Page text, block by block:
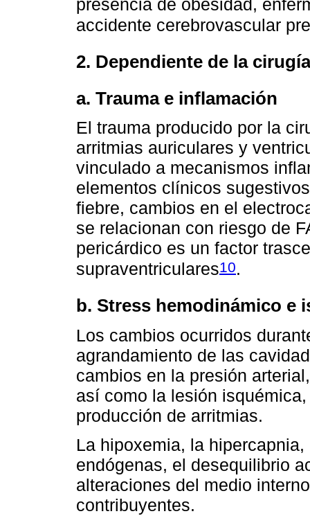
presencia de obesidad,
accidente cerebrovascular
2. Dependiente de la cirugía
a. Trauma e inflamación
El trauma producido por la
arritmias auriculares y
vinculado a mecanismos
elementos clínicos
fiebre, cambios en el
se relacionan con riesgo de
pericárdico es un factor
supraventriculares10.
b. Stress hemodinámico e
Los cambios ocurridos
agrandamiento de las
cambios en la presión
así como la lesión
producción de arritmias.
La hipoxemia, la
endógenas, el desequilibrio
alteraciones del medio
contribuyentes.